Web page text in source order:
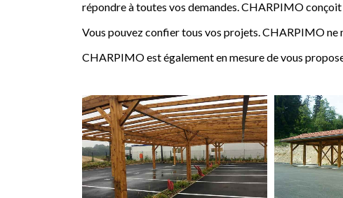
répondre à toutes vos demandes. CHARPIMO
Vous pouvez confier tous vos projets. CHARPIMO
CHARPIMO est également en mesure de vous